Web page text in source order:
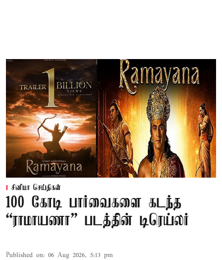
சினிமா செய்திகள்
100 கோடி பார்வைகளை கடந்த
“ராமாயணா” படத்தின் டிரெய்லர்
Published on: 06 Aug 2026, 5:13 pm